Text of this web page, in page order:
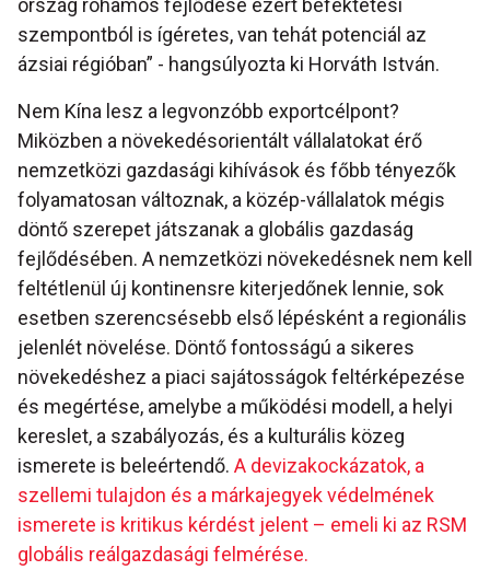
ország rohamos fejlődése ezért befektetési
szempontból is ígéretes, van tehát potenciál az
ázsiai régióban” - hangsúlyozta ki Horváth István.
Nem Kína lesz a legvonzóbb exportcélpont?
Miközben a növekedésorientált vállalatokat érő
nemzetközi gazdasági kihívások és főbb tényezők
folyamatosan változnak, a közép-vállalatok mégis
döntő szerepet játszanak a globális gazdaság
fejlődésében. A nemzetközi növekedésnek nem kell
feltétlenül új kontinensre kiterjedőnek lennie, sok
esetben szerencsésebb első lépésként a regionális
jelenlét növelése. Döntő fontosságú a sikeres
növekedéshez a piaci sajátosságok feltérképezése
és megértése, amelybe a működési modell, a helyi
kereslet, a szabályozás, és a kulturális közeg
ismerete is beleértendő. A devizakockázatok, a
szellemi tulajdon és a márkajegyek védelmének
ismerete is kritikus kérdést jelent – emeli ki az RSM
globális reálgazdasági felmérése.